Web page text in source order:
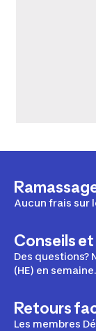
Aucun frais sur
Conseils
Des questions?
(HE) en semaine.
Retours
Les membres